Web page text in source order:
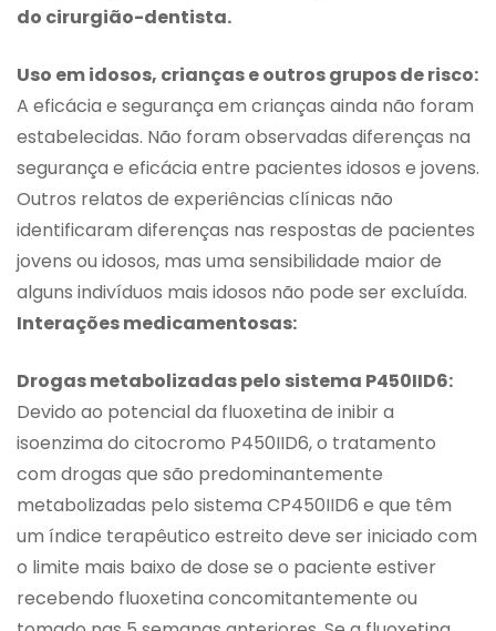
do cirurgião-dentista.
Uso em idosos, crianças e outros grupos de risco:
A eficácia e segurança em crianças ainda não foram
estabelecidas. Não foram observadas diferenças na
segurança e eficácia entre pacientes idosos e jovens.
Outros relatos de experiências clínicas não
identificaram diferenças nas respostas de pacientes
jovens ou idosos, mas uma sensibilidade maior de
alguns indivíduos mais idosos não pode ser excluída.
Interações medicamentosas:
Drogas metabolizadas pelo sistema P450IID6:
Devido ao potencial da fluoxetina de inibir a
isoenzima do citocromo P450IID6, o tratamento
com drogas que são predominantemente
metabolizadas pelo sistema CP450IID6 e que têm
um índice terapêutico estreito deve ser iniciado com
o limite mais baixo de dose se o paciente estiver
recebendo fluoxetina concomitantemente ou